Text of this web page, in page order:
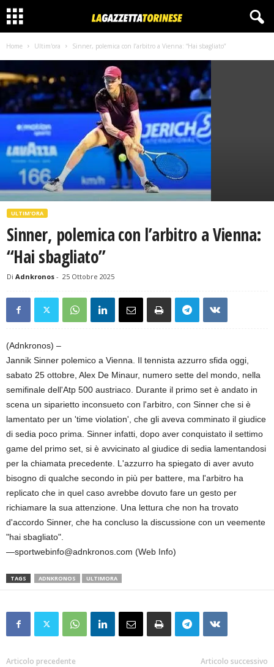
Home Ultim'ora Sinner, polemica con l’arbitro a Vienna: “Hai sbagliato”
ULTIM'ORA
Sinner, polemica con l’arbitro a Vienna:
“Hai sbagliato”
Di Adnkronos - 25 Ottobre 2025
(Adnkronos) –
Jannik Sinner polemico a Vienna. Il tennista azzurro sfida oggi,
sabato 25 ottobre, Alex De Minaur, numero sette del mondo, nella
semifinale dell'Atp 500 austriaco. Durante il primo set è andato in
scena un siparietto inconsueto con l'arbitro, con Sinner che si è
lamentato per un 'time violation', che gli aveva comminato il giudice
di sedia poco prima. Sinner infatti, dopo aver conquistato il settimo
game del primo set, si è avvicinato al giudice di sedia lamentandosi
per la chiamata precedente. L'azzurro ha spiegato di aver avuto
bisogno di qualche secondo in più per battere, ma l'arbitro ha
replicato che in quel caso avrebbe dovuto fare un gesto per
richiamare la sua attenzione. Una lettura che non ha trovato
d'accordo Sinner, che ha concluso la discussione con un veemente
"hai sbagliato".
—sportwebinfo@adnkronos.com (Web Info)
TAGS ADNKRONOS ULTIMORA
Articolo precedente Articolo successivo